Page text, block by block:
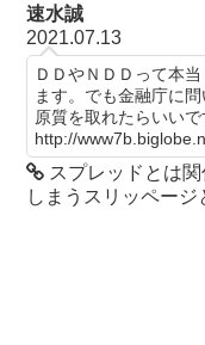
速水誠
2021.07.13
ＤＤやＮＤＤって本
ます。でも金融庁に
原質を取れたらいい
http://
スプレッドとは
しまうスリッページ